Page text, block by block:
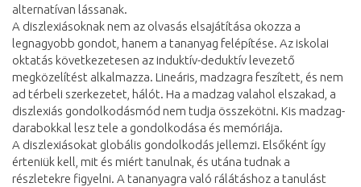
alternatívan lássanak.
A diszlexiásoknak nem az olvasás elsajátítása okozza a
legnagyobb gondot, hanem a tananyag felépítése. Az iskolai
oktatás következetesen az induktív-deduktív levezető
megközelítést alkalmazza. Lineáris, madzagra feszített, és nem
ad térbeli szerkezetet, hálót. Ha a madzag valahol elszakad, a
diszlexiás gondolkodásmód nem tudja összekötni. Kis madzag-
darabokkal lesz tele a gondolkodása és memóriája.
A diszlexiásokat globális gondolkodás jellemzi. Elsőként így
érteniük kell, mit és miért tanulnak, és utána tudnak a
részletekre figyelni. A tananyagra való rálátáshoz a tanulást